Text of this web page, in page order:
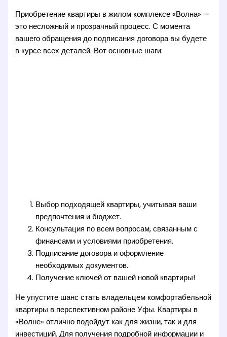
Приобретение квартиры в жилом комплексе «Волна» —
это несложный и прозрачный процесс. С момента
вашего обращения до подписания договора вы будете
в курсе всех деталей. Вот основные шаги:
Выбор подходящей квартиры, учитывая ваши
предпочтения и бюджет.
Консультация по всем вопросам, связанным с
финансами и условиями приобретения.
Подписание договора и оформление
необходимых документов.
Получение ключей от вашей новой квартиры!
Не упустите шанс стать владельцем комфортабельной
квартиры в перспективном районе Уфы. Квартиры в
«Волне» отлично подойдут как для жизни, так и для
инвестиций. Для получения подробной информации и